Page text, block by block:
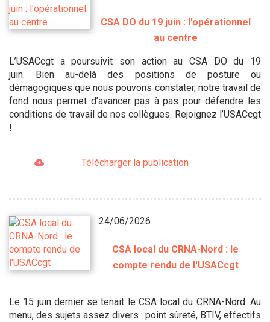
CSA DO du 19 juin : l'opérationnel
au centre
L’USACcgt a poursuivit son action au CSA DO du 19
juin. Bien au-delà des positions de posture ou
démagogiques que nous pouvons constater, notre travail de
fond nous permet d’avancer pas à pas pour défendre les
conditions de travail de nos collègues. Rejoignez l’USACcgt
!
Télécharger la publication
24/06/2026
CSA local du CRNA-Nord : le
compte rendu de l'USACcgt
Le 15 juin dernier se tenait le CSA local du CRNA-Nord. Au
menu, des sujets assez divers : point sûreté, BTIV, effectifs